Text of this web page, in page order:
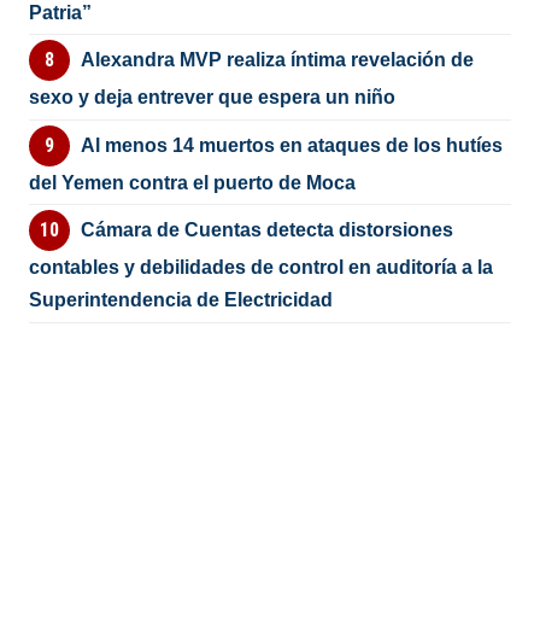
Patria”
Alexandra MVP realiza íntima revelación de
sexo y deja entrever que espera un niño
Al menos 14 muertos en ataques de los hutíes
del Yemen contra el puerto de Moca
Cámara de Cuentas detecta distorsiones
contables y debilidades de control en auditoría a la
Superintendencia de Electricidad